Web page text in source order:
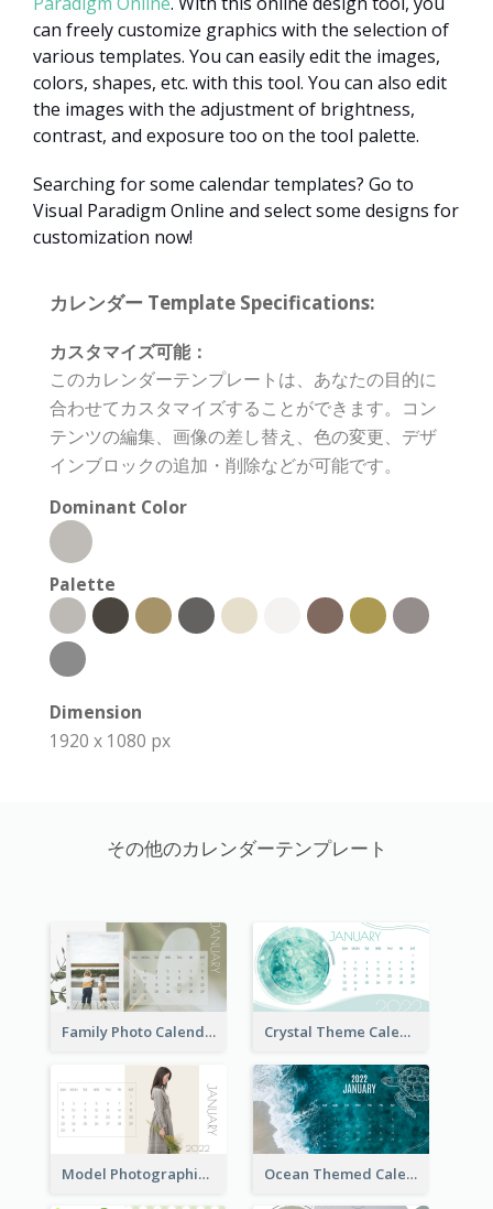
can freely customize graphics with the selection of
various templates. You can easily edit the images,
colors, shapes, etc. with this tool. You can also edit
the images with the adjustment of brightness,
contrast, and exposure too on the tool palette.
Searching for some calendar templates? Go to
Visual Paradigm Online and select some designs for
customization now!
カレンダー Template Specifications:
カスタマイズ可能：
このカレンダーテンプレートは、あなたの目的に
合わせてカスタマイズすることができます。コン
テンツの編集、画像の差し替え、色の変更、デザ
インブロックの追加・削除などが可能です。
Dominant Color
Palette
Dimension
1920 x 1080 px
その他のカレンダーテンプレート
Family Photo Calendar Crystal Theme Calendar
Model Photographic Calendar Ocean Themed Calendar